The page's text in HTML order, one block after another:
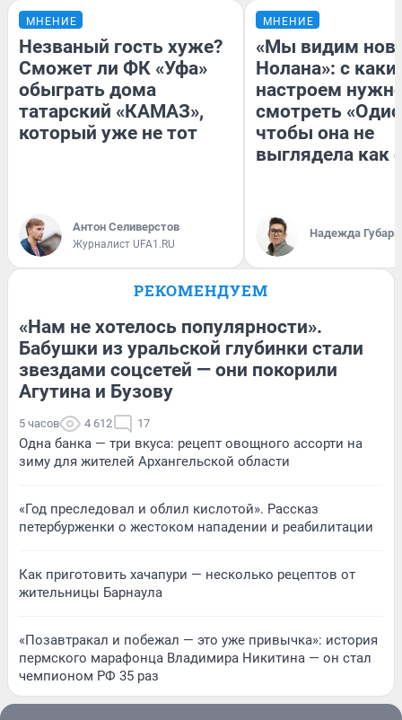
МНЕНИЕ
Незваный гость хуже?
Сможет ли ФК «Уфа»
обыграть дома
татарский «КАМАЗ»,
который уже не тот
Антон Селиверстов
Журналист UFA1.RU
МНЕНИЕ
«Мы видим
Нолана»: с
настроем
смотреть
чтобы она не
выглядела как
Надежда Губарь
РЕКОМЕНДУЕМ
«Нам не хотелось популярности».
Бабушки из уральской глубинки стали
звездами соцсетей — они покорили
Агутина и Бузову
5 часов 4 612 17
Одна банка — три вкуса: рецепт овощного ассорти на
зиму для жителей Архангельской области
«Год преследовал и облил кислотой». Рассказ
петербурженки о жестоком нападении и реабилитации
Как приготовить хачапури — несколько рецептов от
жительницы Барнаула
«Позавтракал и побежал — это уже привычка»: история
пермского марафонца Владимира Никитина — он стал
чемпионом РФ 35 раз